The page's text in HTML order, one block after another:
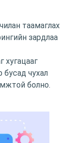
таамаглах
зардлаа
хугацааг
бусад чухал
болно.